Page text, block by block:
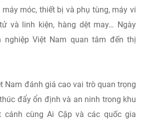
máy móc, thiết bị và phụ tùng, máy vi
và linh kiện, hàng dệt may… Ngày
nghiệp Việt Nam quan tâm đến thị
Nam đánh giá cao vai trò quan trọng
đẩy ổn định và an ninh trong khu
cánh cùng Ai Cập và các quốc gia